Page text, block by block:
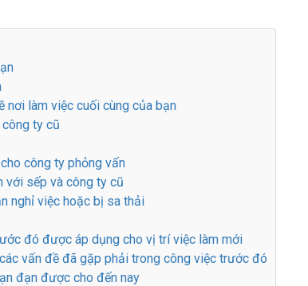
nơi làm việc cuối cùng của bạn
ty cũ
công ty phỏng vấn
với sếp và công ty cũ
nghỉ việc hoặc bị sa thải
đó được áp dụng cho vị trí việc làm mới
vấn đề đã gặp phải trong công việc trước đó
đạn được cho đến nay